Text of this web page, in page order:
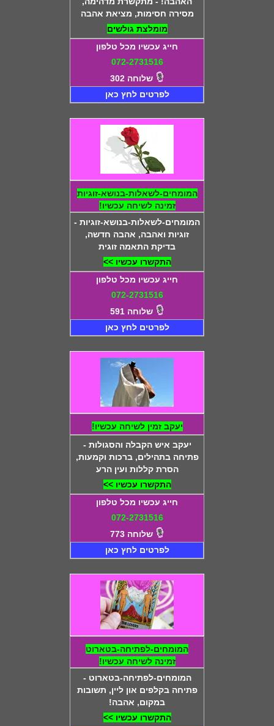
מסירה חסימות, מציאת אהבה
מומלצת גולשים
חייג עכשיו מכל טלפון
072-2731516
שלוחה 302
לפרטים לחץ כאן
המומחים-לשאלות-בנושא-זוגיות
זמינה לשיחה עכשיו!
המומחים-לשאלות-בנושא-זוגיות -
זוגיות ואהבה, אהבה חדשה,
בדיקת התאמה זוגית
התקשרו עכשיו >>
חייג עכשיו מכל טלפון
072-2731516
שלוחה 591
לפרטים לחץ כאן
יעקב זמין לשיחה עכשיו!
יעקב איש הקבלה והסגולות -
פתיחה בתהילים, ברכות וקמעות,
הסרת קללות ועין הרע
התקשרו עכשיו >>
חייג עכשיו מכל טלפון
072-2731516
שלוחה 773
לפרטים לחץ כאן
המומחים-לפתיחה-בטארוט
זמינה לשיחה עכשיו!
המומחים-לפתיחה-בטארוט -
פתיחה בקלפים און ליין, תשובות
במקום, אהבה!
התקשרו עכשיו >>